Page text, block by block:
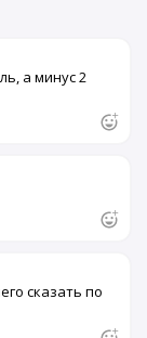
а минус 2
сказать по